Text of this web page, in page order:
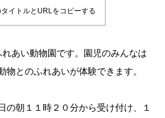
イトルとURLをコピーする
あい動物園です。園児のみんなは
物とのふれあいが体験できます。
の朝１１時２０分から受け付け、１